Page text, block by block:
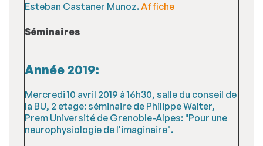
Esteban Castaner Munoz.Affiche
Séminaires
Année 2019:
Mercredi 10 avril 2019 à 16h30, salle du conseil de
la BU, 2 etage: séminaire de Philippe Walter,
Prem Université de Grenoble-Alpes: "Pour une
neurophysiologie de l'imaginaire".